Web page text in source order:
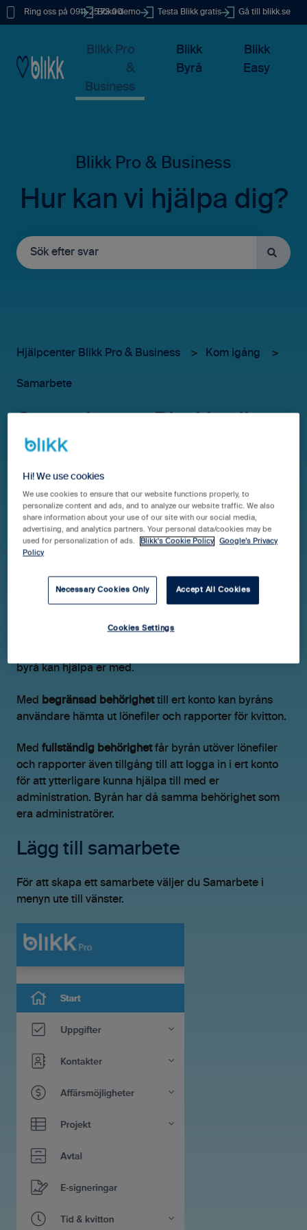
Ring oss på 0911-25 73 00
Boka demo Testa Blikk gratis Gå till blikk.se
Blikk Pro
&
Business
Blikk
Byrå
Blikk
Easy
Hur kan vi hjälpa dig?
Hjälpcenter Blikk Pro & Business Kom igång
Samarbete
redovisningsbyrå
Genom att samarbeta med din byrå direkt i Blikk så
kan ni förenkla er administration och lönehantering
och minska den manuella hanteringen kring lön och
uppföljning.
Din byrå behöver ha ett konto i Blikk för att du ska
kunna lägga till dem för samarbete. Om din byrå inte
byrå kan hjälpa er med.
Med begränsad behörighettill ert konto kan byråns
användare hämta ut lönefiler och rapporter för kvitton.
Med fullständig behörighetfår byrån utöver lönefiler
och rapporter även tillgång till att logga in i ert konto
för att ytterligare kunna hjälpa till med er
administration. Byrån har då samma behörighet som
era administratörer.
Lägg till samarbete
För att skapa ett samarbete väljer du Samarbete i
menyn ute till vänster.
Hi! We use cookies
We use cookies to ensure that our website functions properly, to
personalize content and ads, and to analyze our website traffic. We also
share information about your use of our site with our social media,
advertising, and analytics partners. Your personal data/cookies may be
used for personalization of ads.
Blikk's Cookie Policy
Google’s Privacy
Policy
Necessary Cookies Only Accept All Cookies
Cookies Settings